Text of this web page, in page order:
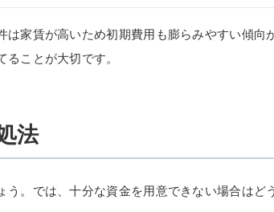
家賃が高いため初期費用も膨らみやすい傾向
ことが大切です。
法
。では、十分な資金を用意できない場合はど